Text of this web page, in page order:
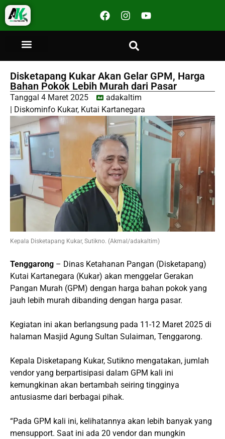
Disketapang Kukar Akan Gelar GPM, Harga
Bahan Pokok Lebih Murah dari Pasar
Tanggal 4 Maret 2025
adakaltim
Diskominfo Kukar, Kutai Kartanegara
Kepala Disketapang Kukar, Sutikno. (Akmal/adakaltim)
Tenggarong – Dinas Ketahanan Pangan (Disketapang)
Kutai Kartanegara (Kukar) akan menggelar Gerakan
Pangan Murah (GPM) dengan harga bahan pokok yang
jauh lebih murah dibanding dengan harga pasar.
Kegiatan ini akan berlangsung pada 11-12 Maret 2025 di
halaman Masjid Agung Sultan Sulaiman, Tenggarong.
Kepala Disketapang Kukar, Sutikno mengatakan, jumlah
vendor yang berpartisipasi dalam GPM kali ini
kemungkinan akan bertambah seiring tingginya
antusiasme dari berbagai pihak.
“Pada GPM kali ini, kelihatannya akan lebih banyak yang
mensupport. Saat ini ada 20 vendor dan mungkin